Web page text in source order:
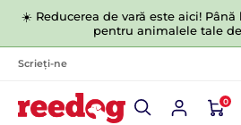
☀️ Reducerea de vară este aici!
pentru animalele tale
Scrieți-ne
0